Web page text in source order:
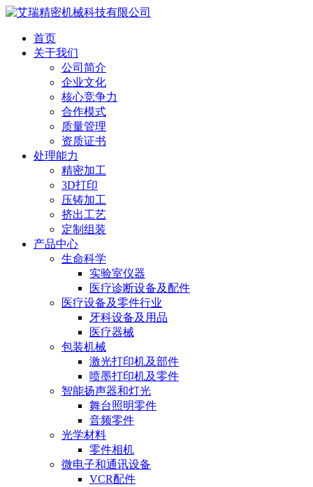
首页
关于我们
公司简介
企业文化
核心竞争力
合作模式
质量管理
资质证书
处理能力
精密加工
3D打印
压铸加工
挤出工艺
定制组装
产品中心
生命科学
实验室仪器
医疗诊断设备及配件
医疗设备及零件行业
牙科设备及用品
医疗器械
包装机械
激光打印机及部件
喷墨打印机及零件
智能扬声器和灯光
舞台照明零件
音频零件
光学材料
零件相机
微电子和通讯设备
VCR配件